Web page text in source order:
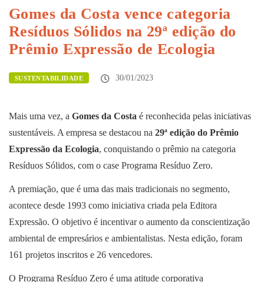
Gomes da Costa vence categoria
Resíduos Sólidos na 29ª edição do
Prêmio Expressão de Ecologia
SUSTENTABILIDADE 30/01/2023
Mais uma vez, a Gomes da Costa é reconhecida pelas iniciativas
sustentáveis. A empresa se destacou na 29ª edição do Prêmio
Expressão da Ecologia, conquistando o prêmio na categoria
Resíduos Sólidos, com o case Programa Resíduo Zero.
A premiação, que é uma das mais tradicionais no segmento,
acontece desde 1993 como iniciativa criada pela Editora
Expressão. O objetivo é incentivar o aumento da conscientização
ambiental de empresários e ambientalistas. Nesta edição, foram
161 projetos inscritos e 26 vencedores.
O Programa Resíduo Zero é uma atitude corporativa